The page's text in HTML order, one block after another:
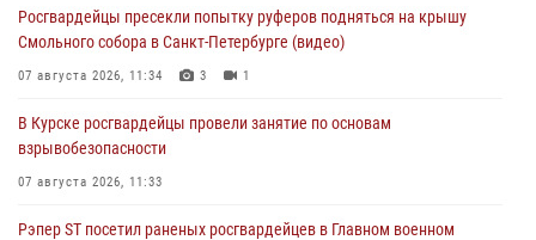
Росгвардейцы пресекли попытку руферов подняться на крышу
Смольного собора в Санкт-Петербурге (видео)
07 августа 2026, 11:34 3 1
В Курске росгвардейцы провели занятие по основам
взрывобезопасности
07 августа 2026, 11:33
Рэпер ST посетил раненых росгвардейцев в Главном военном